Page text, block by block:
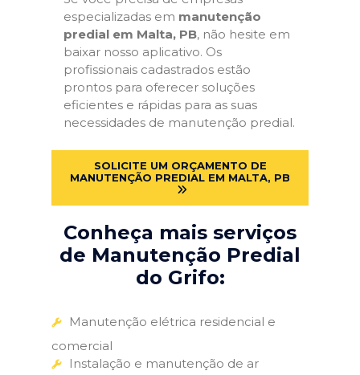
especializadas em manutenção
predial em Malta, PB, não hesite em
baixar nosso aplicativo. Os
profissionais cadastrados estão
prontos para oferecer soluções
eficientes e rápidas para as suas
necessidades de manutenção predial.
SOLICITE UM ORÇAMENTO DE
MANUTENÇÃO PREDIAL EM MALTA, PB
Conheça mais serviços
de Manutenção Predial
do Grifo:
Manutenção elétrica residencial e
comercial
Instalação e manutenção de ar